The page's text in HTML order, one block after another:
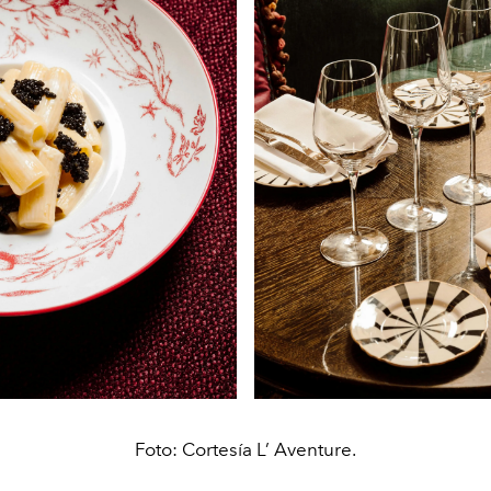
Foto: Cortesía L’ Aventure.